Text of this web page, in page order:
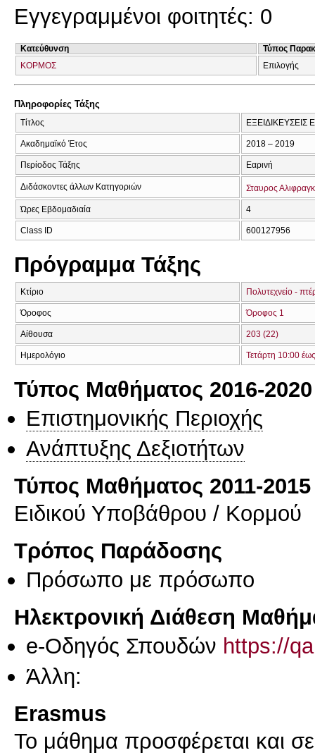
Εγγεγραμμένοι φοιτητές: 0
Κατεύθυνση
Τύπος
ΚΟΡΜΟΣ
Επιλογής
Πληροφορίες Τάξης
Τίτλος ΕΞΕΙΔΙΚΕΥΣΕΙΣ
Ακαδημαϊκό Έτος 2018 – 2019
Περίοδος Τάξης Εαρινή
Διδάσκοντες άλλων Κατηγοριών Σταυρος
Ώρες Εβδομαδιαία 4
Class ID 600127956
Πρόγραμμα Τάξης
Κτίριο Πολυτεχνείο -
Όροφος Όροφος 1
Αίθουσα 203 (22)
Ημερολόγιο Τετάρτη 10:00
Τύπος Μαθήματος 2016-2020
Επιστημονικής Περιοχής
Ανάπτυξης Δεξιοτήτων
Τύπος Μαθήματος 2011-2015
Ειδικού Υποβάθρου / Κορμού
Τρόπος Παράδοσης
Πρόσωπο με πρόσωπο
Ηλεκτρονική Διάθεση
e-Οδηγός Σπουδών https://
Άλλη:
Erasmus
Το μάθημα προσφέρεται και